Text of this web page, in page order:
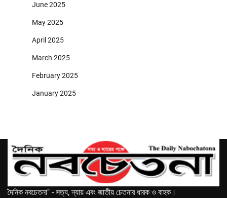
June 2025
May 2025
April 2025
March 2025
February 2025
January 2025
দৈনিক নবচেতনা" - সত্য, ন্যায় এবং জাতীয় চেতনার ধারক ও বাহক।